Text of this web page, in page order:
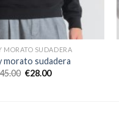
MORATO SUDADERA
morato sudadera
€28.00